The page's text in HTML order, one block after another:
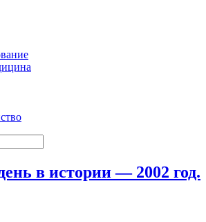
в истории — 2002 год.